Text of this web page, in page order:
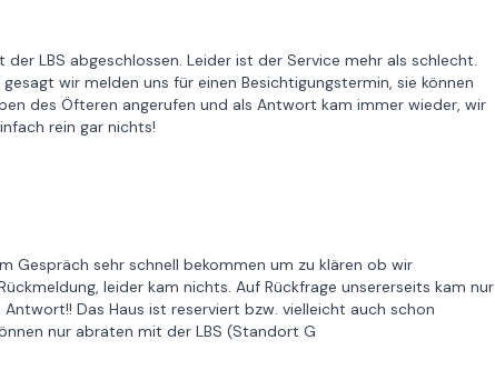
LBS abgeschlossen. Leider ist der Service mehr als schlecht.
wir melden uns für einen Besichtigungstermin, sie können
des Öfteren angerufen und als Antwort kam immer wieder, wir
rein gar nichts!
Gespräch sehr schnell bekommen um zu klären ob wir
leider kam nichts. Auf Rückfrage unsererseits kam nur
Das Haus ist reserviert bzw. vielleicht auch schon
nur abraten mit der LBS (Standort G